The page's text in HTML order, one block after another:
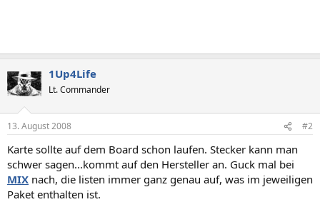
1Up4Life
Lt. Commander
13. August 2008 #2
Karte sollte auf dem Board schon laufen. Stecker kann man
schwer sagen...kommt auf den Hersteller an. Guck mal bei
MIX nach, die listen immer ganz genau auf, was im jeweiligen
Paket enthalten ist.